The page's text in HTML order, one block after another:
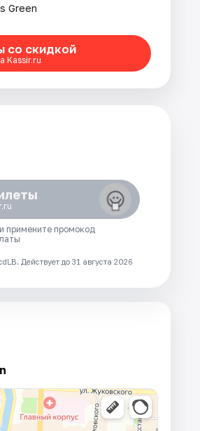
Green
со скидкой
Kassir.ru
примените промокод
Действует до 31 августа 2026